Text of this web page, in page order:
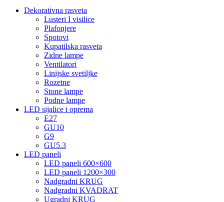
Dekorativna rasveta
Lusteri I visilice
Plafonjere
Spotovi
Kupatilska rasveta
Zidne lampe
Ventilatori
Linijske svetiljke
Rozetne
Stone lampe
Podne lampe
LED sijalice i oprema
E27
GU10
G9
GU5.3
LED paneli
LED paneli 600×600
LED paneli 1200×300
Nadgradni KRUG
Nadgradni KVADRAT
Ugradni KRUG